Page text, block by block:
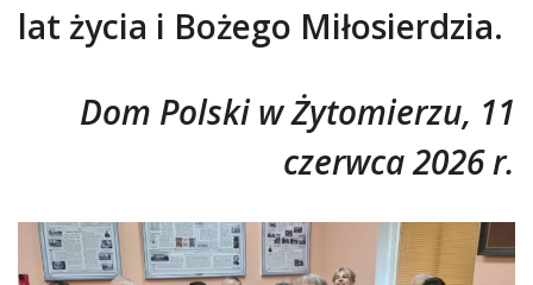
lat życia i Bożego Miłosierdzia.
Dom Polski w Żytomierzu, 11
czerwca 2026 r.